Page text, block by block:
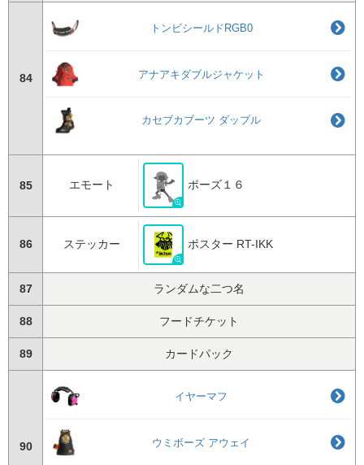
84
トンビシールドRGB0
アナアキダブルジャケット
カセブカブーツ ダップル
85 エモート ポーズ１６
86 ステッカー ポスター RT-IKK
87 ランダムな二つ名
88 フードチケット
89 カードパック
90
イヤーマフ
ウミボーズ アウェイ